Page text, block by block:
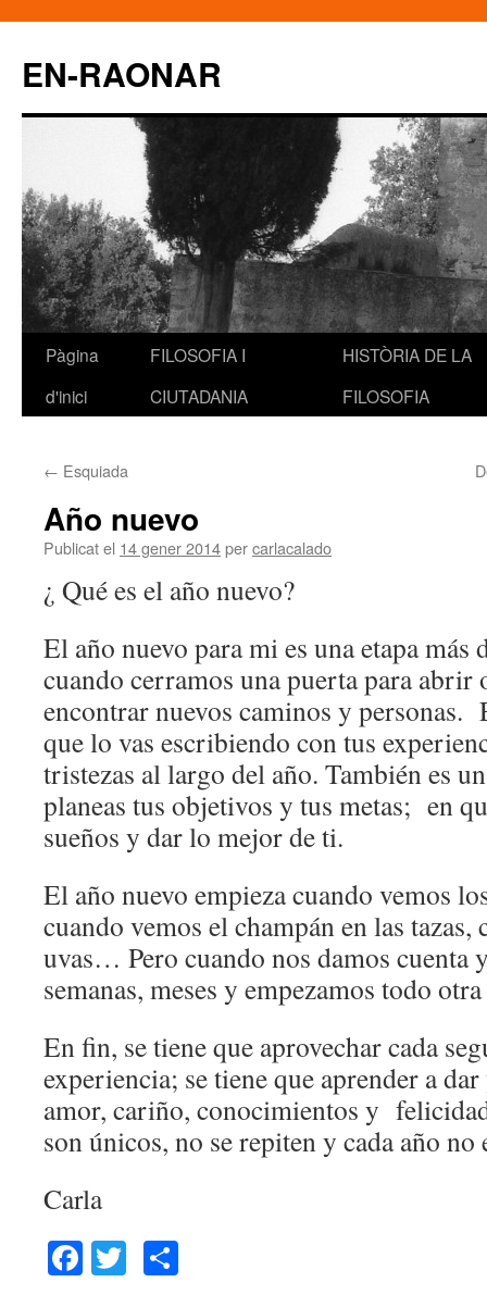
EN-RAONAR
Vés
Pàgina
d'inici
FILOSOFIA I
CIUTADANIA
HISTÒRIA DE LA
FILOSOFIA
← Esquiada
Año nuevo
Publicat el 14 gener 2014percarlacalado
¿ Qué es el año nuevo?
El año nuevo para mi es una etapa más
cuando cerramos una puerta para
encontrar nuevos caminos y personas.
que lo vas escribiendo con tus
tristezas al largo del año. También es
planeas tus objetivos y tus metas; en
sueños y dar lo mejor de ti.
El año nuevo empieza cuando vemos
cuando vemos el champán en las tazas,
uvas… Pero cuando nos damos cuenta
semanas, meses y empezamos todo
En fin, se tiene que aprovechar cada
experiencia; se tiene que aprender a
amor, cariño, conocimientos y
son únicos, no se repiten y cada año no
Carla
Facebook
Twitter